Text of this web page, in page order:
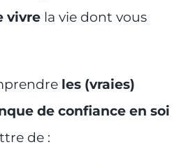
vivre la vie dont vous
les (vraies)
de confiance en soi
de :